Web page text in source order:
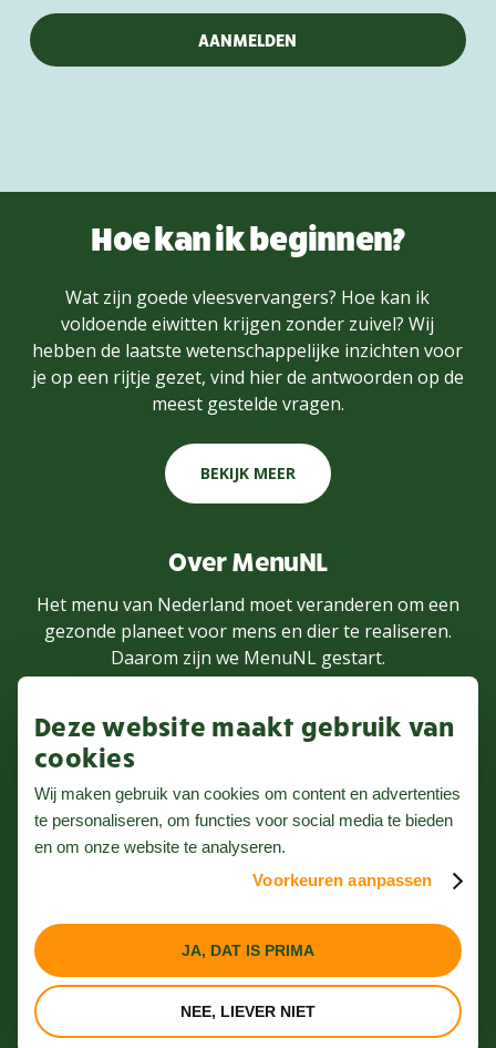
Deze website maakt gebruik van
cookies
Wij maken gebruik van cookies om content en advertenties
te personaliseren, om functies voor social media te bieden
en om onze website te analyseren.
Voorkeuren aanpassen
JA, DAT IS PRIMA
NEE, LIEVER NIET
Hoe kan ik beginnen?
Wat zijn goede vleesvervangers? Hoe kan ik
voldoende eiwitten krijgen zonder zuivel? Wij
hebben de laatste wetenschappelijke inzichten voor
je op een rijtje gezet, vind hier de antwoorden op de
meest gestelde vragen.
BEKIJK MEER
Over MenuNL
Het menu van Nederland moet veranderen om een
gezonde planeet voor mens en dier te realiseren.
Daarom zijn we MenuNL gestart.
MEER WETEN
Volg ons op Instagram
Nieuwsbrief
Algemene voorwaarden
Website door Webreact